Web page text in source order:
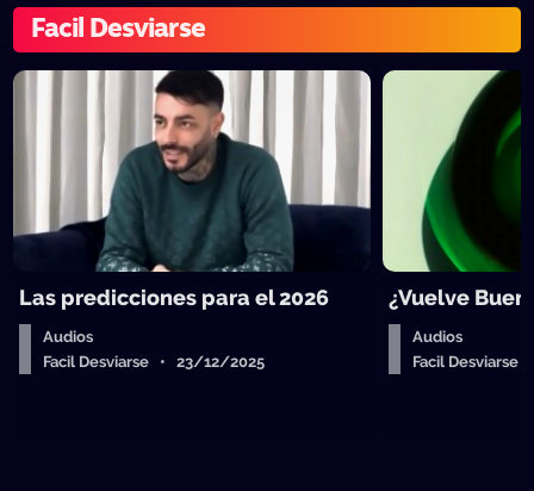
Facil Desviarse
Las predicciones para el 2026
Audios
Facil Desviarse • 23/12/2025
¿Vuelve
Audios
Facil